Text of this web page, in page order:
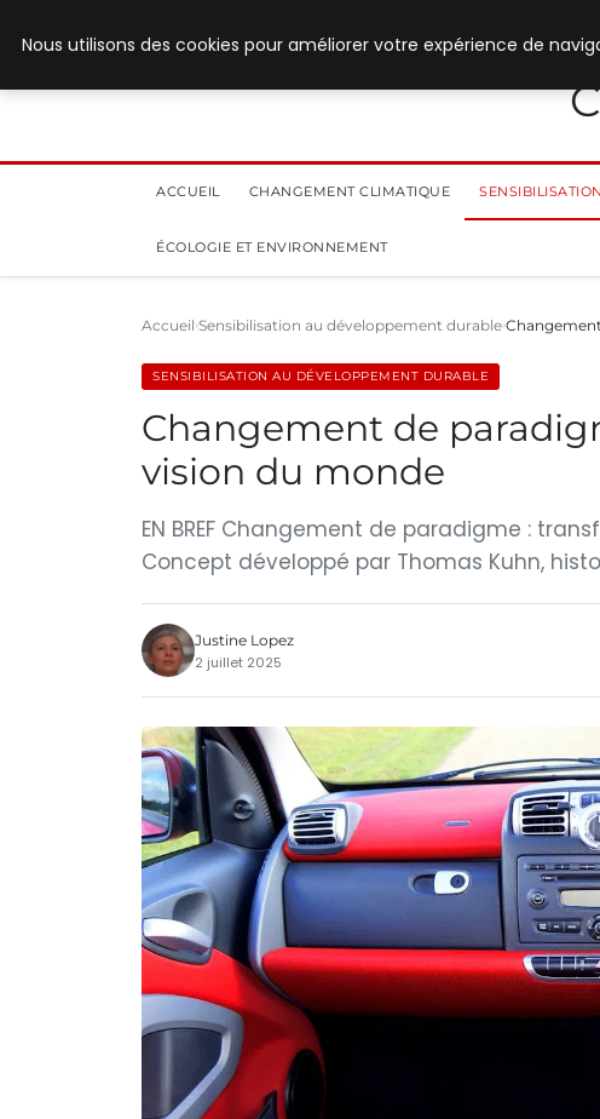
ACCUEIL CHANGEMENT CLIMATIQUE
ÉCOLOGIE ET ENVIRONNEMENT
Accueil Sensibilisation au développement durable
SENSIBILISATION AU DÉVELOPPEMENT DURABLE
Changement de
vision du monde
EN BREF Changement de paradigme :
Concept développé par Thomas Kuhn,
Justine Lopez
2 juillet 2025
Nous utilisons des cookies pour améliorer votre expérience de